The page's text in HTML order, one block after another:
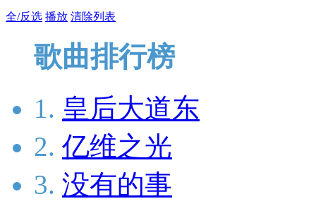
全/反选 播放 清除列表
歌曲排行榜
1. 皇后大道东
2. 亿维之光
3. 没有的事